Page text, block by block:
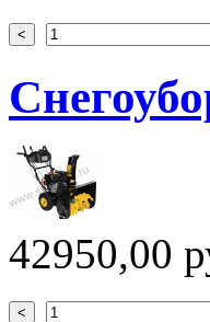
42950,00